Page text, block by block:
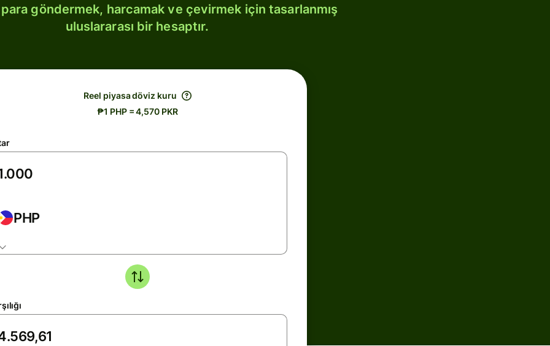
göndermek, harcamak ve çevirmek için tasarlanmış
uluslararası bir hesaptır.
Reel piyasa döviz kuru
₱1 PHP = 4,570 PKR
PHP